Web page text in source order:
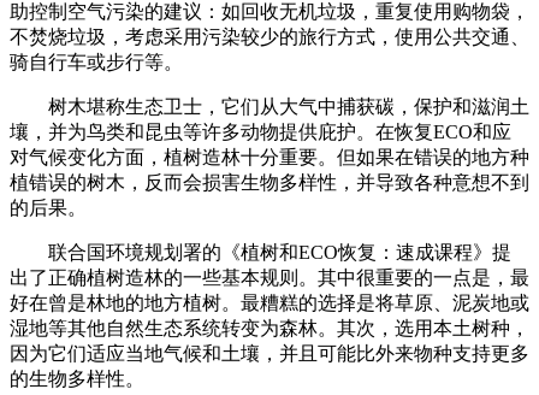
助控制空气污染的建议：如回收无机垃圾，重复使用购物袋，
不焚烧垃圾，考虑采用污染较少的旅行方式，使用公共交通、
骑自行车或步行等。
树木堪称生态卫士，它们从大气中捕获碳，保护和滋润土
壤，并为鸟类和昆虫等许多动物提供庇护。在恢复ECO和应
对气候变化方面，植树造林十分重要。但如果在错误的地方种
植错误的树木，反而会损害生物多样性，并导致各种意想不到
的后果。
联合国环境规划署的《植树和ECO恢复：速成课程》提
出了正确植树造林的一些基本规则。其中很重要的一点是，最
好在曾是林地的地方植树。最糟糕的选择是将草原、泥炭地或
湿地等其他自然生态系统转变为森林。其次，选用本土树种，
因为它们适应当地气候和土壤，并且可能比外来物种支持更多
的生物多样性。